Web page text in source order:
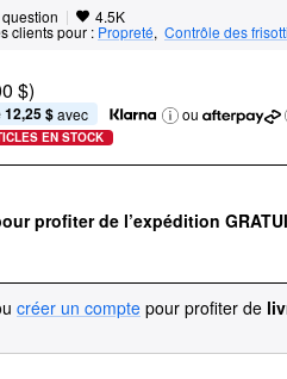
| 4.5K
clients pour : Propreté, Contrôle des
$)
$ avec ou
EN STOCK
profiter de l’expédition
créer un compte pour profiter de